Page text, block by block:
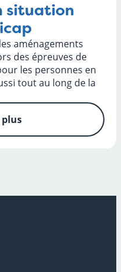
situation
aménagements
des épreuves de
les personnes en
tout au long de la
plus